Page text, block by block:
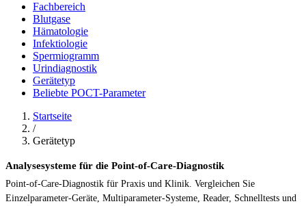
Fachbereich
Blutgase
Hämatologie
Infektiologie
Spermiogramm
Urindiagnostik
Gerätetyp
Beliebte POCT-Parameter
Startseite
/
Gerätetyp
Analysesysteme für die Point-of-Care-Diagnostik
Point-of-Care-Diagnostik für Praxis und Klinik. Vergleichen Sie
Einzelparameter-Geräte, Multiparameter-Systeme, Reader, Schnelltests und